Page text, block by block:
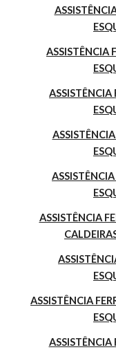
ASSISTÊNCIA
ASSISTÊNCIA
ASSISTÊNCIA
ASSISTÊNCIA